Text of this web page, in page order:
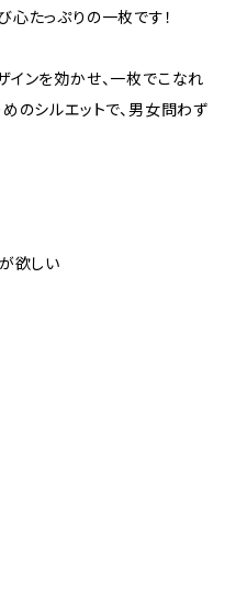
たっぷりの一枚です！
ンを効かせ、一枚でこなれ
のシルエットで、男女問わず
欲しい